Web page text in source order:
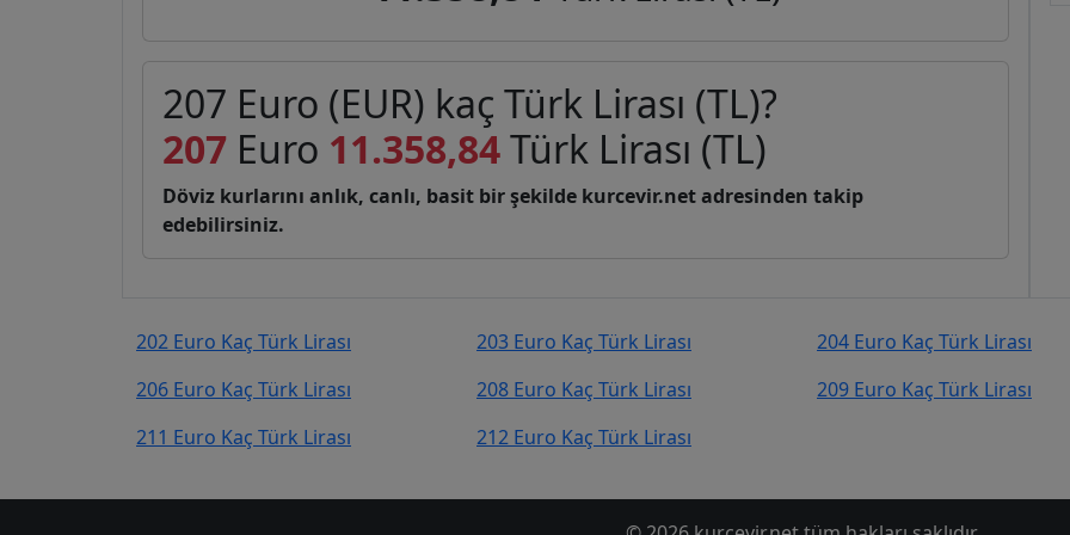
207 Euro (EUR) kaç Türk Lirası (TL)?
207 Euro 11.358,84Türk Lirası (TL)
Döviz kurlarını anlık, canlı, basit bir şekilde kurcevir.net adresinden takip
edebilirsiniz.
202 Euro Kaç Türk Lirası 203 Euro Kaç Türk Lirası
204 Euro Kaç Türk Lirası
206 Euro Kaç Türk Lirası
208 Euro Kaç Türk Lirası
209 Euro Kaç Türk Lirası
211 Euro Kaç Türk Lirası
212 Euro Kaç Türk Lirası